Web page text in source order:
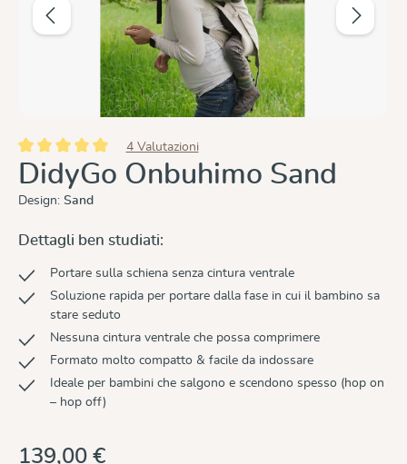
Valutazione media di 5 su 5 stelle
4 Valutazioni
DidyGo Onbuhimo Sand
Design: Sand
Dettagli ben studiati:
Portare sulla schiena senza cintura ventrale
Soluzione rapida per portare dalla fase in cui il bambino sa
stare seduto
Nessuna cintura ventrale che possa comprimere
Formato molto compatto & facile da indossare
Ideale per bambini che salgono e scendono spesso (hop on
– hop off)
139,00 €